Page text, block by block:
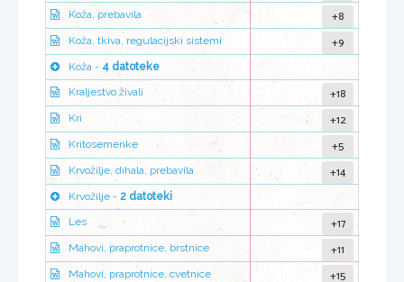
Koža, prebavila +8
Koža, tkiva, regulacijski sistemi +9
Koža - 4 datoteke
Kraljestvo živali
+18
Kri +12
Kritosemenke +5
Krvožilje, dihala, prebavila +14
Krvožilje - 2 datoteki
Les
+17
Mahovi, praprotnice, brstnice +11
Mahovi, praprotnice, cvetnice +15